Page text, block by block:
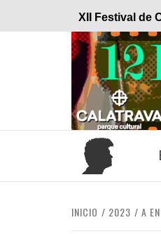
XII Festival de
INICIO 2023 A